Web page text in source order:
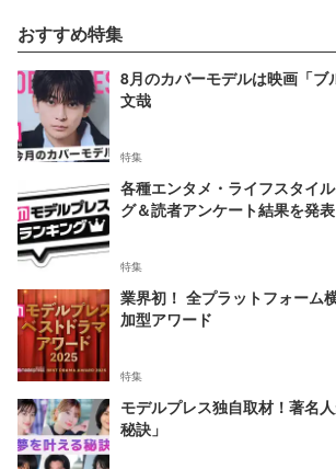
おすすめ特集
8月のカバーモデルは映画「ブ
文哉
特集
各種エンタメ・ライフスタイ
グ＆読者アンケート結果を発表
特集
業界初！ 全プラットフォーム
加型アワード
特集
モデルプレス独自取材！著名
秘訣」